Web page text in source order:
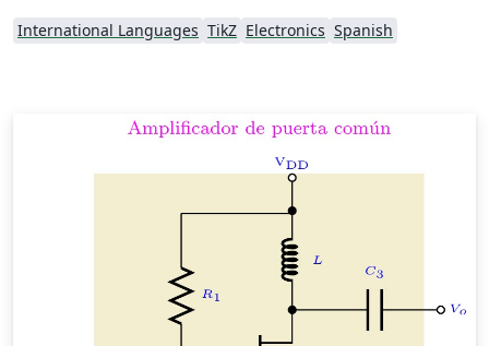
International Languages TikZ Electronics Spanish